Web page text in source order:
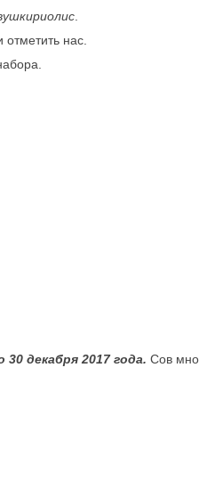
отметить нас.
декабря 2017 года. Сов